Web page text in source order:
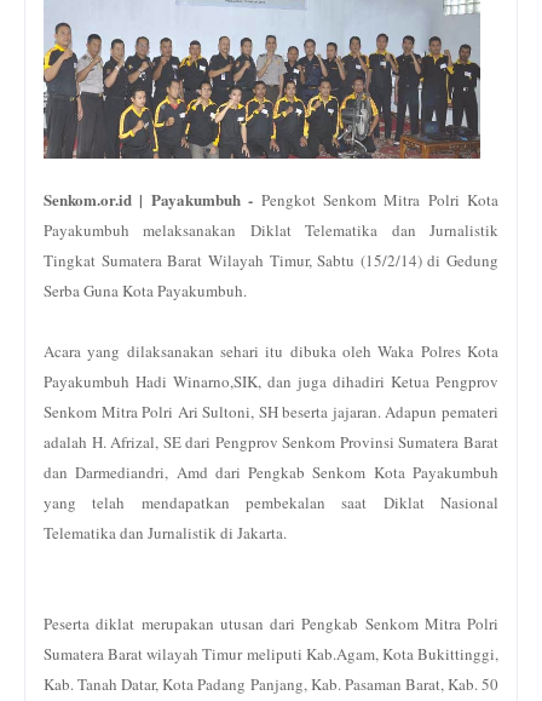
Senkom.or.id | Payakumbuh - Pengkot Senkom Mitra Polri Kota
Payakumbuh melaksanakan Diklat Telematika dan Jurnalistik
Tingkat Sumatera Barat Wilayah Timur, Sabtu (15/2/14) di Gedung
Serba Guna Kota Payakumbuh.
Acara yang dilaksanakan sehari itu dibuka oleh Waka Polres Kota
Payakumbuh Hadi Winarno,SIK, dan juga dihadiri Ketua Pengprov
Senkom Mitra Polri Ari Sultoni, SH beserta jajaran. Adapun pemateri
adalah H. Afrizal, SE dari Pengprov Senkom Provinsi Sumatera Barat
dan Darmediandri, Amd dari Pengkab Senkom Kota Payakumbuh
yang telah mendapatkan pembekalan saat Diklat Nasional
Telematika dan Jurnalistik di Jakarta.
Peserta diklat merupakan utusan dari Pengkab Senkom Mitra Polri
Sumatera Barat wilayah Timur meliputi Kab.Agam, Kota Bukittinggi,
Kab. Tanah Datar, Kota Padang Panjang, Kab. Pasaman Barat, Kab. 50